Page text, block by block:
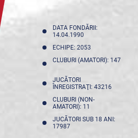
DATA FONDĂRII:
14.04.1990
ECHIPE: 2053
CLUBURI (AMATORI): 147
JUCĂTORI
ÎNREGISTRAŢI: 43216
CLUBURI (NON-
AMATORI): 11
JUCĂTORI SUB 18 ANI:
17987